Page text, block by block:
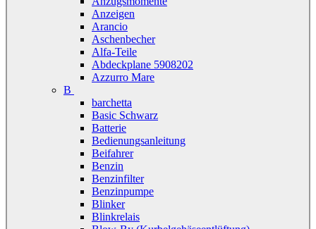
Anzeigen
Arancio
Aschenbecher
Alfa-Teile
Abdeckplane 5908202
Azzurro Mare
B
barchetta
Basic Schwarz
Batterie
Bedienungsanleitung
Beifahrer
Benzin
Benzinfilter
Benzinpumpe
Blinker
Blinkrelais